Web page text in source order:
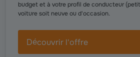
budget et à votre profil de conducteur
voiture soit neuve ou d'occasion.
Découvrir l'offre